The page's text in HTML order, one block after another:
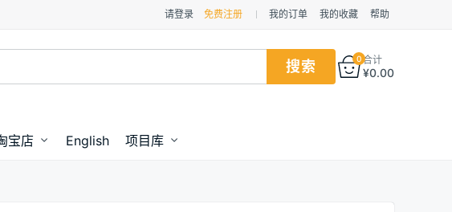
请登录 免费注册 我的订单 我的收藏 帮助
0合计
¥0.00
宝店 English 项目库